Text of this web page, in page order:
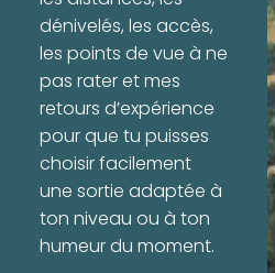
dénivelés, les accès,
les points de vue à ne
pas rater et mes
retours d’expérience
pour que tu puisses
choisir facilement
une sortie adaptée à
ton niveau ou à ton
humeur du moment.